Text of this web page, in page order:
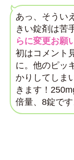
あっ、そうい
きい錠剤は苦
らに変更お願
初はコメント
に。他のピッ
かりしてしま
きます！
倍量、8錠です